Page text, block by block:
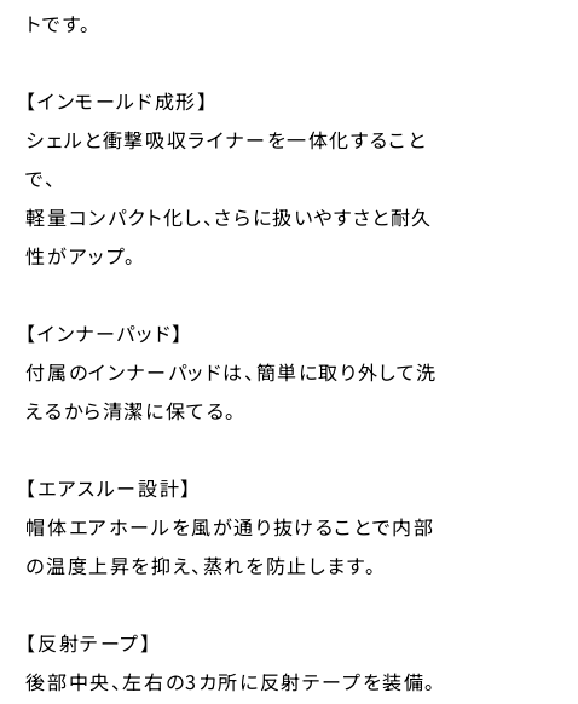
トです。
【インモールド成形】
シェルと衝撃吸収ライナーを一体化すること
で、
軽量コンパクト化し、さらに扱いやすさと耐久
性がアップ。
【インナーパッド】
付属のインナーパッドは、簡単に取り外して洗
えるから清潔に保てる。
【エアスルー設計】
帽体エアホールを風が通り抜けることで内部
の温度上昇を抑え、蒸れを防止します。
【反射テープ】
後部中央、左右の3カ所に反射テープを装備。